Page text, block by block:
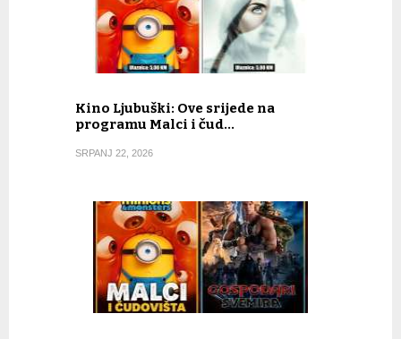
Kino Ljubuški: Ove srijede na
programu Malci i čud…
SRPANJ 22, 2026